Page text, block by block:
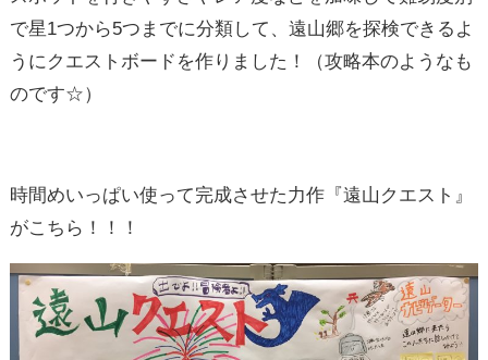
で星1つから5つまでに分類して、遠山郷を探検できるよ
うにクエストボードを作りました！（攻略本のようなも
のです☆）
時間めいっぱい使って完成させた力作『遠山クエスト』
がこちら！！！